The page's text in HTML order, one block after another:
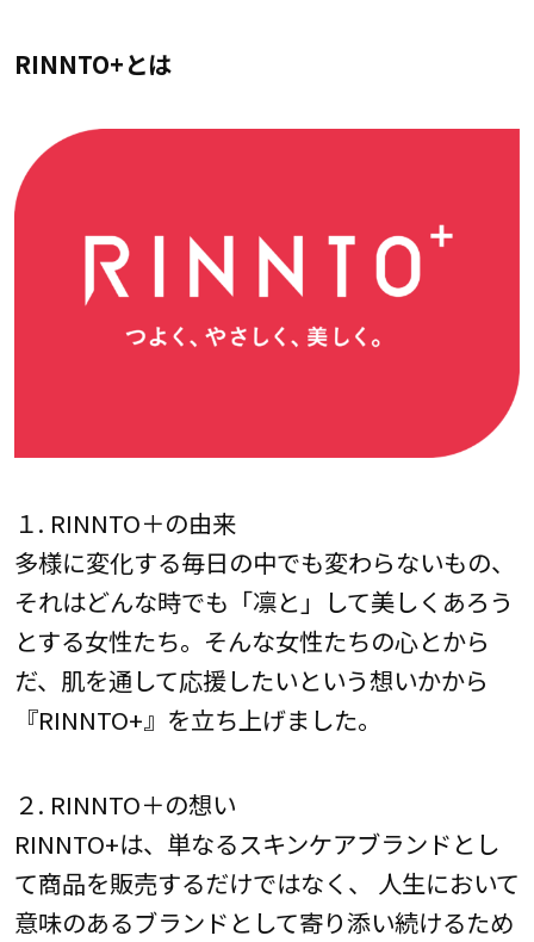
RINNTO+とは
１. RINNTO＋の由来
多様に変化する毎日の中でも変わらないもの、
それはどんな時でも「凛と」して美しくあろう
とする女性たち。そんな女性たちの心とから
だ、肌を通して応援したいという想いかから
『RINNTO+』を立ち上げました。
２. RINNTO＋の想い
RINNTO+は、単なるスキンケアブランドとし
て商品を販売するだけではなく、 人生において
意味のあるブランドとして寄り添い続けるため